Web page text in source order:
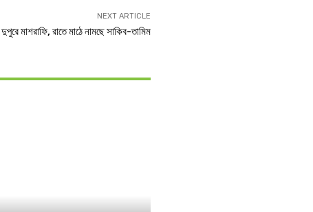
NEXT ARTICLE
দুপুরে মাশরাফি, রাতে মাঠে নামছে সাকিব-তামিম